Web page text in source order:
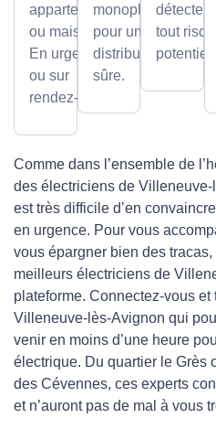
appartement
ou maison.
En urgence
ou sur
rendez-vous
monophasé)
pour une
distribution
sûre.
détecter
tout
potentiel.
Comme dans l’ensemble de
des électriciens de Villeneuve-
est très difficile d’en
en urgence. Pour vous
vous épargner bien des
meilleurs électriciens de
plateforme. Connectez-vous
Villeneuve-lès-Avignon qui
venir en moins d’une heure
électrique. Du quartier le Grès
des Cévennes, ces experts
et n’auront pas de mal à vous